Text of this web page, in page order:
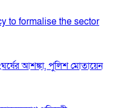
to formalise the sector
আশঙ্কা, পুলিশ মোতায়েন